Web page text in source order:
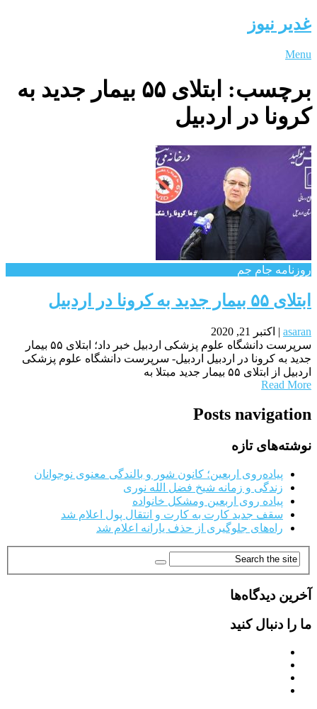
غدیر نیوز
Menu
برچسب:
ابتلای ۵۵ بیمار جدید به
کرونا در اردبیل
روزنامه جام جم
ابتلای ۵۵ بیمار جدید به کرونا در اردبیل
asaran
| اکتبر 21, 2020
سرپرست دانشگاه علوم پزشکی اردبیل خبر داد؛ ابتلای ۵۵ بیمار
جدید به کرونا در اردبیل اردبیل- سرپرست دانشگاه علوم پزشکی
اردبیل از ابتلای ۵۵ بیمار جدید مبتلا به
Read More
Posts navigation
نوشته‌های تازه
پیاده‌روی اربعین؛ کانون شور و بالندگی معنوی نوجوانان
زندگی و زمانه شیخ فضل الله نوری
پیاده روی اربعین ومشکل خانواده
سقف جدید کارت به کارت و انتقال پول اعلام شد
راه‌های جلوگیری از حذف یارانه اعلام شد
آخرین دیدگاه‌ها
ما را دنبال کنید